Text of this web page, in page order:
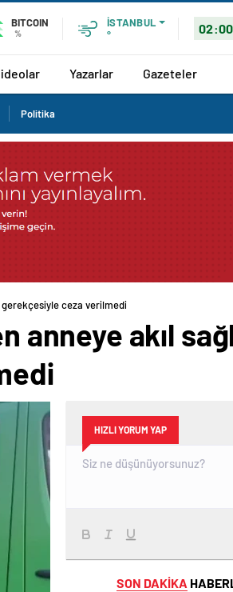
BITCOIN
%
İSTANBUL
°
02:00
Yazarlar Gazeteler
Politika
gerekçesiyle ceza verilmedi
akıl
HIZLI YORUM YAP
SON DAKİKA